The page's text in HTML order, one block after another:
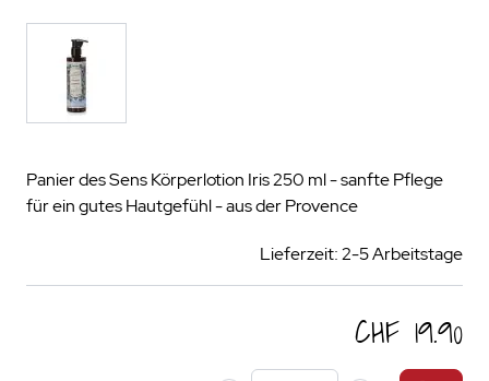
Panier des Sens Körperlotion Iris 250 ml - sanfte Pflege
für ein gutes Hautgefühl - aus der Provence
Lieferzeit: 2-5 Arbeitstage
CHF 19.90